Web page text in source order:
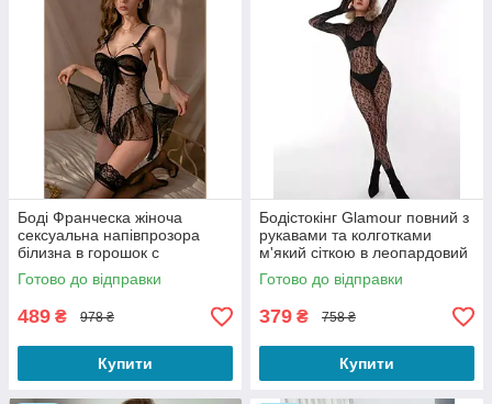
Боді Франческа жіноча
сексуальна напівпрозора
білизна в горошок с
оборками та відкритим
доступом чорний 42-46
Готово до відправки
489 ₴ 978 ₴
Купити
Бодістокінг Glamour повний з
рукавами та колготками
м'який сіткою в леопардовий
принт чорний розмір
універсальний
Готово до відправки
379 ₴ 758 ₴
Купити